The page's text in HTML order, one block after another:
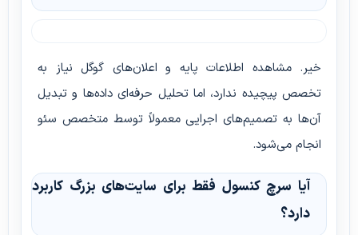
خیر. مشاهده اطلاعات پایه و اعلان‌های گوگل نیاز به
تخصص پیچیده ندارد، اما تحلیل حرفه‌ای داده‌ها و تبدیل
آن‌ها به تصمیم‌های اجرایی معمولاً توسط متخصص سئو
انجام می‌شود.
آیا سرچ کنسول فقط برای سایت‌های بزرگ کاربرد
دارد؟